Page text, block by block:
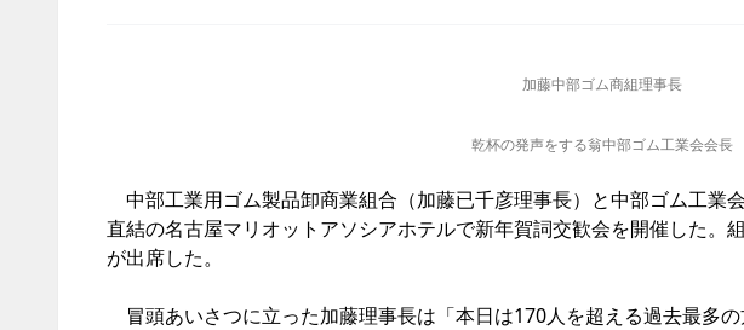
加藤中部ゴム商組理事長
乾杯の発声をする翁中部ゴム工業会会長
中部工業用ゴム製品卸商業組合（加藤已千彦理事長）と中部ゴム工業
直結の名古屋マリオットアソシアホテルで新年賀詞交歓会を開催した。
が出席した。
冒頭あいさつに立った加藤理事長は「本日は170人を超える過去最多